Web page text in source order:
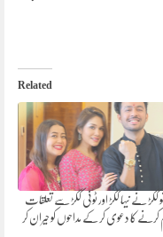
Related
ککڑ نے نیہا ککڑ اور ٹونی ککڑ سے تعلقات
کرنے کا دعوی کر کے مداحوں کو حیران کر